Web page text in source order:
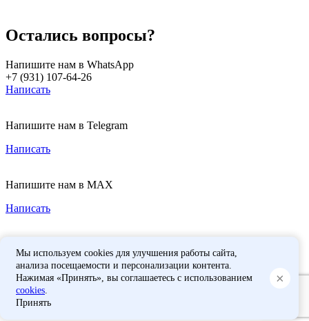
Остались вопросы?
Напишите нам в WhatsApp
+7 (931) 107-64-26
Написать
Напишите нам в Telegram
Написать
Напишите нам в MAX
Написать
Мы используем cookies для улучшения работы сайта,
анализа посещаемости и персонализации контента.
Нажимая «Принять», вы соглашаетесь с использованием
cookies.
Принять
×